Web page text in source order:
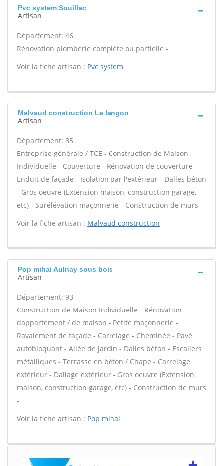
Pvc system Souillac
Artisan
Département: 46
Rénovation plomberie complète ou partielle -
Voir la fiche artisan : Pvc system
Malvaud construction Le langon
Artisan
Département: 85
Entreprise générale / TCE - Construction de Maison
Individuelle - Couverture - Rénovation de couverture -
Enduit de façade - Isolation par l'extérieur - Dalles béton
- Gros oeuvre (Extension maison, construction garage,
etc) - Surélévation maçonnerie - Construction de murs -
Voir la fiche artisan : Malvaud construction
Pop mihai Aulnay sous bois
Artisan
Département: 93
Construction de Maison Individuelle - Rénovation
dappartement / de maison - Petite maçonnerie -
Ravalement de façade - Carrelage - Cheminée - Pavé
autobloquant - Allée de jardin - Dalles béton - Escaliers
métalliques - Terrasse en béton / Chape - Carrelage
extérieur - Dallage extérieur - Gros oeuvre (Extension
maison, construction garage, etc) - Construction de murs
-
Voir la fiche artisan : Pop mihai